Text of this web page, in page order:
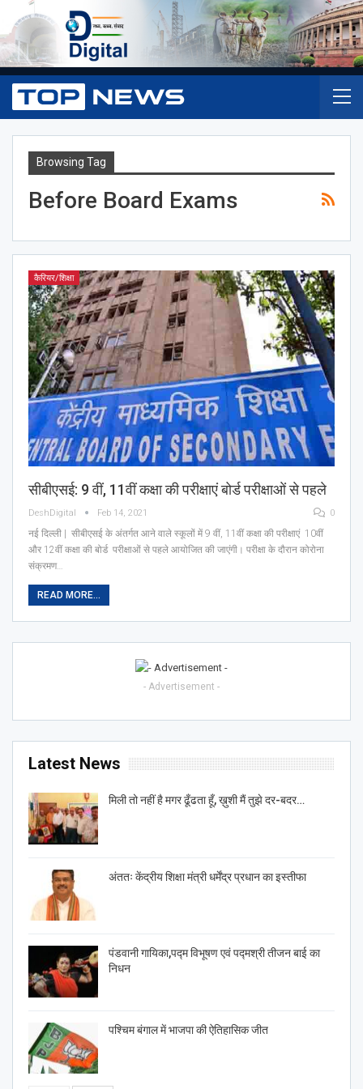
Browsing Tag
Before Board Exams
कैरियर/शिक्षा
सीबीएसई: 9 वीं, 11वीं कक्षा की परीक्षाएं बोर्ड परीक्षाओं से पहले
DeshDigital Feb 14, 2021 0
नई दिल्ली | सीबीएसई के अंतर्गत आने वाले स्कूलों में 9 वीं, 11वीं कक्षा की परीक्षाएं 10वीं
और 12वीं कक्षा की बोर्ड परीक्षाओं से पहले आयोजित की जाएंगी। परीक्षा के दौरान कोरोना
संक्रमण…
READ MORE...
- Advertisement -
Latest News
मिली तो नहीं है मगर ढूँढता हूँ, ख़ुशी मैं तुझे दर-बदर…
अंततः केंद्रीय शिक्षा मंत्री धर्मेंद्र प्रधान का इस्तीफा
पंडवानी गायिका,पद्म विभूषण एवं पद्मश्री तीजन बाई का
निधन
पश्चिम बंगाल में भाजपा की ऐतिहासिक जीत